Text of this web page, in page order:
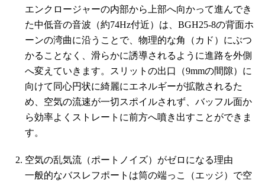
エンクロージャーの内部から上部へ向かって進んでき
た中低音の音波（約74Hz付近）は、BGH25-8の背面ホ
ーンの湾曲に沿うことで、物理的な角（カド）にぶつ
かることなく、滑らかに誘導されるように進路を外側
へ変えていきます。スリットの出口（9mmの間隙）に
向けて同心円状に綺麗にエネルギーが拡散されるた
め、空気の流速が一切スポイルされず、バッフル面か
ら効率よくストレートに前方へ噴き出すことができま
す。
空気の乱気流（ポートノイズ）がゼロになる理由
一般的なバスレフポートは筒の端っこ（エッジ）で空